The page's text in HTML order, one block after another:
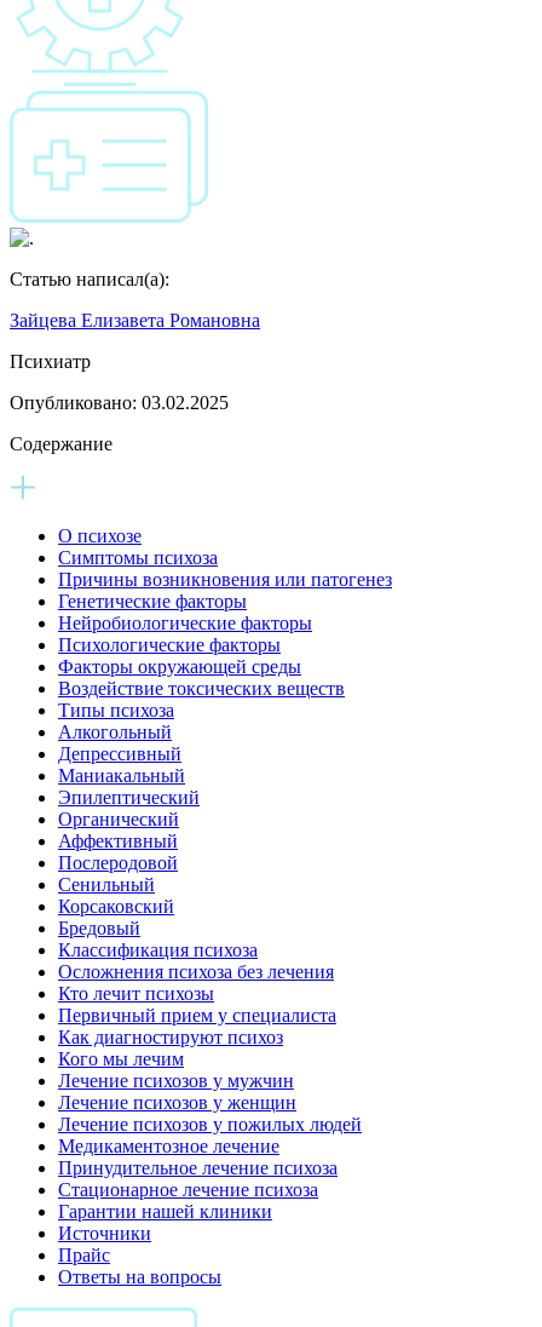
Статью написал(а):
Зайцева Елизавета Романовна
Психиатр
Опубликовано: 03.02.2025
Содержание
О психозе
Симптомы психоза
Причины возникновения или патогенез
Генетические факторы
Нейробиологические факторы
Психологические факторы
Факторы окружающей среды
Воздействие токсических веществ
Типы психоза
Алкогольный
Депрессивный
Маниакальный
Эпилептический
Органический
Аффективный
Послеродовой
Сенильный
Корсаковский
Бредовый
Классификация психоза
Осложнения психоза без лечения
Кто лечит психозы
Первичный прием у специалиста
Как диагностируют психоз
Кого мы лечим
Лечение психозов у мужчин
Лечение психозов у женщин
Лечение психозов у пожилых людей
Медикаментозное лечение
Принудительное лечение психоза
Стационарное лечение психоза
Гарантии нашей клиники
Источники
Прайс
Ответы на вопросы